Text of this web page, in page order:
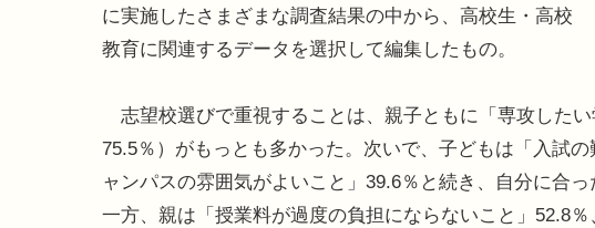
に実施したさまざまな調査結果の中から、高校生・高校
教育に関連するデータを選択して編集したもの。
志望校選びで重視することは、親子ともに「専攻した
75.5％）がもっとも多かった。次いで、子どもは「入試
ャンパスの雰囲気がよいこと」39.6％と続き、自分に合
一方、親は「授業料が過度の負担にならないこと」52.8